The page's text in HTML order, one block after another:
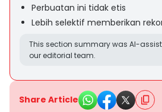
Perbuatan ini tidak etis
Lebih selektif memberikan
This section summary was AI-
our editorial team.
Share Article